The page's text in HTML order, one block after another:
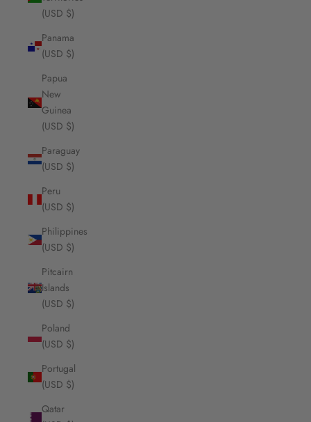
(USD $)
Panama
(USD $)
Papua
New
Guinea
(USD $)
Paraguay
(USD $)
Peru
(USD $)
Philippines
(USD $)
Pitcairn
Islands
(USD $)
Poland
(USD $)
Portugal
(USD $)
Qatar